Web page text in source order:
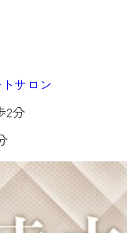
サロン
2分